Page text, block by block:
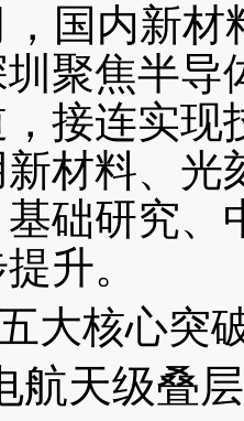
，国内新
聚焦半导
接连实现
材料、
础研究、
升。
大核心突
航天级叠